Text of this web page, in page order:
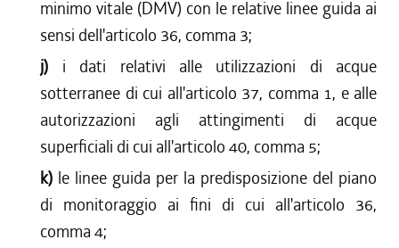
minimo vitale (DMV) con le relative linee guida ai
sensi dell'articolo 36, comma 3;
j) i dati relativi alle utilizzazioni di acque
sotterranee di cui all'articolo 37, comma 1, e alle
autorizzazioni agli attingimenti di acque
superficiali di cui all'articolo 40, comma 5;
k) le linee guida per la predisposizione del piano
di monitoraggio ai fini di cui all'articolo 36,
comma 4;